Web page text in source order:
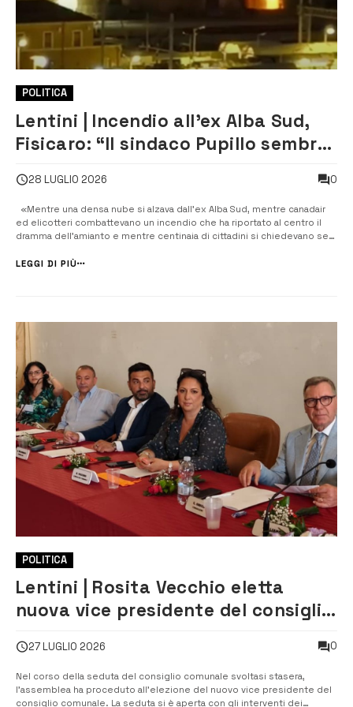
POLITICA
Lentini | Incendio all’ex Alba Sud,
Fisicaro: “Il sindaco Pupillo sembra
città ha più bisogno di lui”
28 LUGLIO 2026 0
«Mentre una densa nube si alzava dall’ex Alba Sud, mentre canadair
ed elicotteri combattevano un incendio che ha riportato al centro il
dramma dell’amianto e mentre centinaia di cittadini si chiedevano se
silenzio. Il sindaco Vincenzo Pupillo sembr...
LEGGI DI PIÙ
POLITICA
Lentini | Rosita Vecchio eletta
nuova vice presidente del consiglio
27 LUGLIO 2026 0
Nel corso della seduta del consiglio comunale svoltasi stasera,
l’assemblea ha proceduto all’elezione del nuovo vice presidente del
consiglio comunale. ​La seduta si è aperta con gli interventi dei